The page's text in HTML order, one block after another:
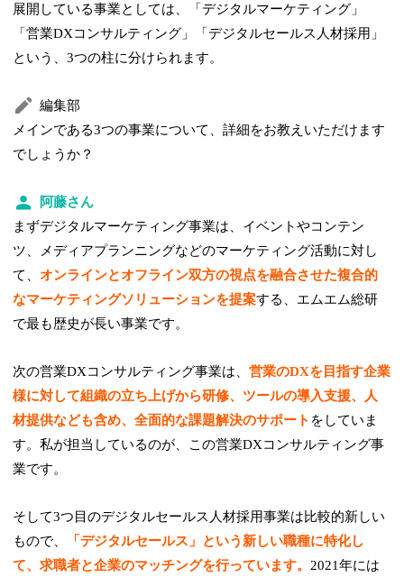
展開している事業としては、「デジタルマーケティング」
「営業DXコンサルティング」「デジタルセールス人材採用」
という、3つの柱に分けられます。
編集部
メインである3つの事業について、詳細をお教えいただけます
でしょうか？
阿藤さん
まずデジタルマーケティング事業は、イベントやコンテン
ツ、メディアプランニングなどのマーケティング活動に対し
て、オンラインとオフライン双方の視点を融合させた複合的
なマーケティングソリューションを提案する、エムエム総研
で最も歴史が長い事業です。
次の営業DXコンサルティング事業は、営業のDXを目指す企業
様に対して組織の立ち上げから研修、ツールの導入支援、人
材提供なども含め、全面的な課題解決のサポート をしていま
す。私が担当しているのが、この営業DXコンサルティング事
業です。
そして3つ目のデジタルセールス人材採用事業は比較的新しい
もので、
「デジタルセールス」という新しい職種に特化し
て、求職者と企業のマッチングを行っています。 2021年には